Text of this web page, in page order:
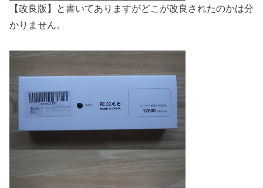
【改良版】と書いてありますがどこが改良されたのかは分
かりません。